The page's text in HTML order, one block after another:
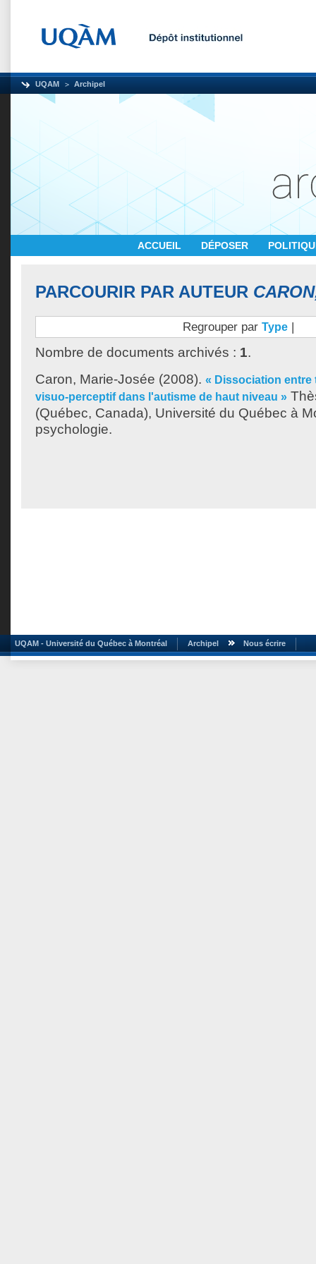
UQAM Archipel
ACCUEIL DÉPOSER
PARCOURIR PAR AUTEUR
Regrouper par Type |
Nombre de documents archivés : 1.
Caron, Marie-Josée (2008). « Dissociation entre
visuo-perceptif dans l'autisme de haut niveau »
(Québec, Canada), Université du Québec à
psychologie.
UQAM - Université du Québec à Montréal Archipel Nous écrire